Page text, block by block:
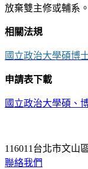
放棄雙主修或輔系。
相關法規
國立政治大學碩博
申請表下載
國立政治大學碩、
116011台北市文山
聯絡我們